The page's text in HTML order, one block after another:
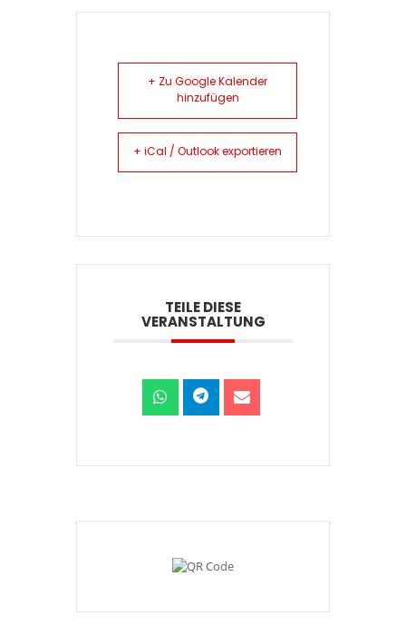
+ Zu Google Kalender
hinzufügen
+ iCal / Outlook exportieren
TEILE DIESE
VERANSTALTUNG